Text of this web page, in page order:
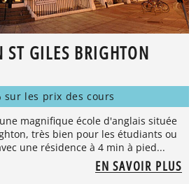
ST GILES BRIGHTON
sur les prix des cours
magnifique école d'anglais située
très bien pour les étudiants ou
une résidence à 4 min à pied...
EN SAVOIR PLUS